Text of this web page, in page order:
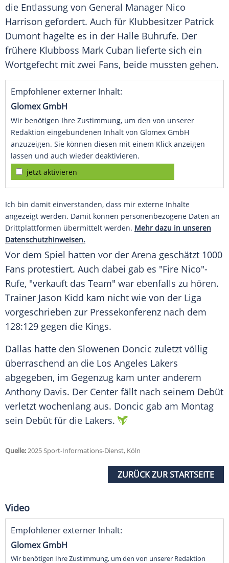
die Entlassung von General Manager Nico
Harrison gefordert. Auch für Klubbesitzer Patrick
Dumont hagelte es in der Halle Buhrufe. Der
frühere Klubboss Mark Cuban lieferte sich ein
Wortgefecht mit zwei Fans, beide mussten gehen.
Empfohlener externer Inhalt:
Glomex GmbH
Wir benötigen Ihre Zustimmung, um den von unserer
Redaktion eingebundenen Inhalt von Glomex GmbH
anzuzeigen. Sie können diesen mit einem Klick anzeigen
lassen und auch wieder deaktivieren.
jetzt aktivieren
Ich bin damit einverstanden, dass mir externe Inhalte
angezeigt werden. Damit können personenbezogene Daten an
Drittplattformen übermittelt werden. Mehr dazu in unseren
Datenschutzhinweisen.
Vor dem Spiel hatten vor der Arena geschätzt 1000
Fans protestiert. Auch dabei gab es "Fire Nico"-
Rufe, "verkauft das Team" war ebenfalls zu hören.
Trainer Jason Kidd kam nicht wie von der Liga
vorgeschrieben zur Pressekonferenz nach dem
128:129 gegen die Kings.
Dallas hatte den Slowenen Doncic zuletzt völlig
überraschend an die Los Angeles Lakers
abgegeben, im Gegenzug kam unter anderem
Anthony Davis. Der Center fällt nach seinem Debüt
verletzt wochenlang aus. Doncic gab am Montag
sein Debüt für die Lakers.
Quelle:2025 Sport-Informations-Dienst, Köln
ZURÜCK ZUR STARTSEITE
Video
Empfohlener externer Inhalt:
Glomex GmbH
Wir benötigen Ihre Zustimmung, um den von unserer Redaktion